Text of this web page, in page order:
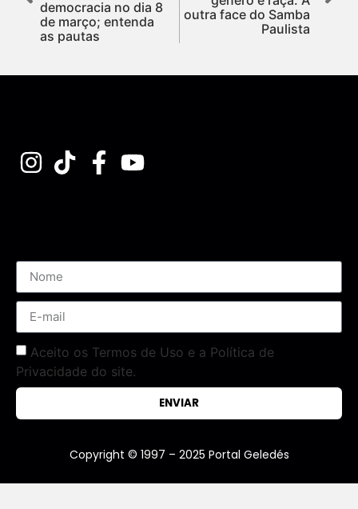
democracia no dia 8
de março; entenda
as pautas
outra face do Samba
Paulista
Aceito os Termos de Uso e a Política de
Privacidade do site.
ENVIAR
Copyright © 1997 – 2025 Portal Geledés